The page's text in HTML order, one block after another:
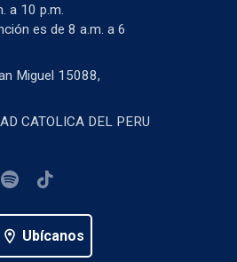
a 10 p.m.
es de 8 a.m. a 6
Miguel 15088,
CATOLICA DEL PERU
location_on Ubícanos